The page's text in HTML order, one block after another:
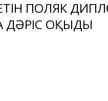
ПОЛЯК
ДӘРІС ОҚЫДЫ